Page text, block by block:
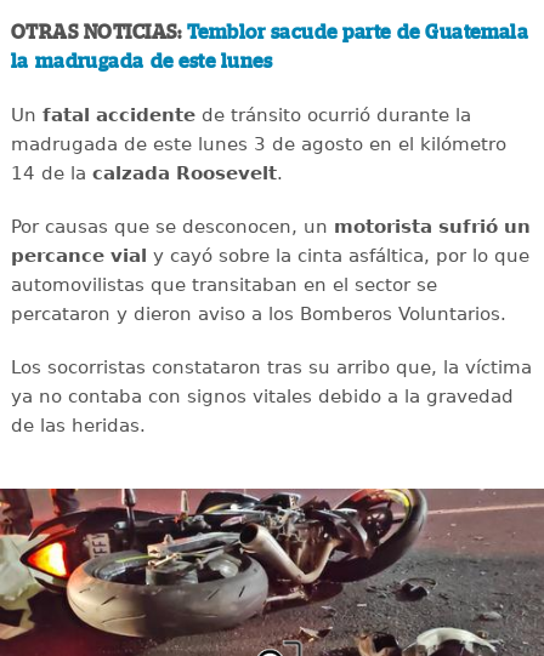
OTRAS NOTICIAS: Temblor sacude parte de Guatemala
la madrugada de este lunes
Un fatal accidentede tránsito ocurrió durante la
madrugada de este lunes 3 de agosto en el kilómetro
14 de la calzada Roosevelt.
Por causas que se desconocen, un motorista sufrió un
percance vial y cayó sobre la cinta asfáltica, por lo que
automovilistas que transitaban en el sector se
percataron y dieron aviso a los Bomberos Voluntarios.
Los socorristas constataron tras su arribo que, la víctima
ya no contaba con signos vitales debido a la gravedad
de las heridas.